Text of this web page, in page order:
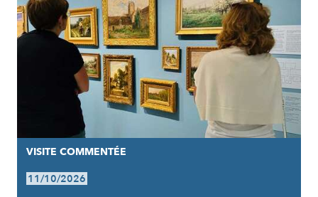
VISITE COMMENTÉE
11/10/2026